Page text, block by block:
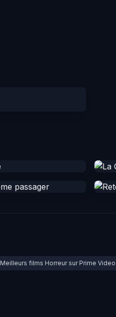
Meilleurs films Horreur sur Prime Video